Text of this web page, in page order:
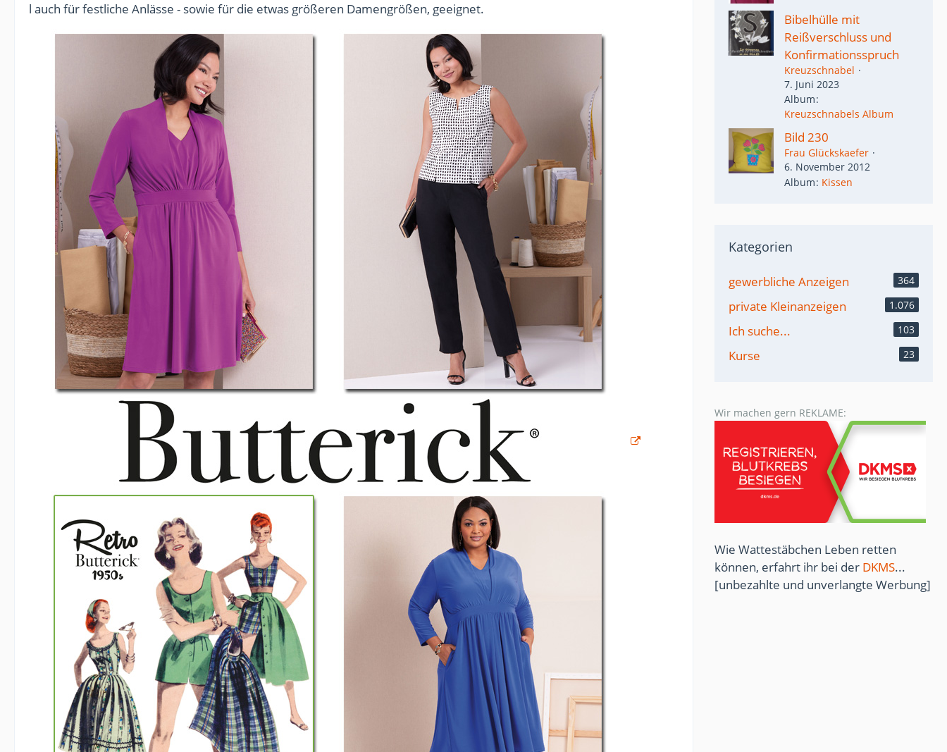
l auch für festliche Anlässe - sowie für die etwas größeren Damengrößen, geeignet.
Bibelhülle mit
Reißverschluss und
Konfirmationsspruch
Kreuzschnabel
7. Juni 2023
Album
Kreuzschnabels Album
Bild 230
Frau Glückskaefer
6. November 2012
Album Kissen
Kategorien
gewerbliche Anzeigen 364
private Kleinanzeigen 1.076
Ich suche... 103
Kurse 23
Wir machen gern REKLAME:
Wie Wattestäbchen Leben retten
können, erfahrt ihr bei der DKMS...
[unbezahlte und unverlangte Werbung]